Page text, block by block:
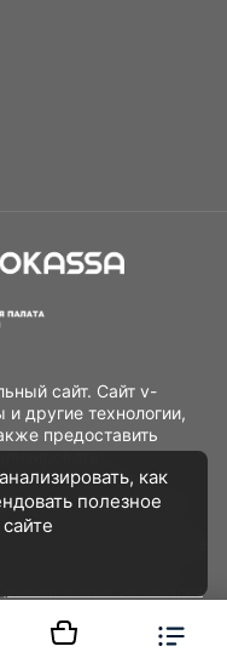
сайт. Сайт v-
другие технологии,
предоставить
повысить
активностей. Если
данные
их использование
как
полезное